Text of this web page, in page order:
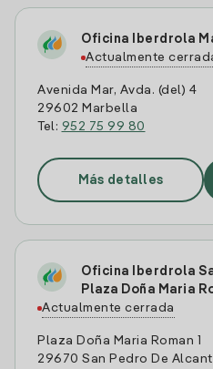
Oficina Iberdrola
Actualmente
Avenida Mar, Avda. (del) 4
29602 Marbella
Tel: 952 75 99 80
Más detalles
Oficina Iberdrola
Plaza Doña Maria
Actualmente cerrada
Plaza Doña Maria Roman 1
29670 San Pedro De